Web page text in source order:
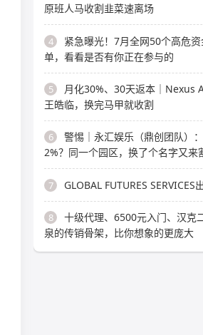
原班人马收割韭菜速离场
4
紧急曝光！7月全网50个高危
单，看看是否有你正在参与的
5
月化30%、30天返本｜Nexus
王皓临，换完马甲就收割
6
警惕｜永汇娱乐（鼎创团队）
2%？同一个园区，换了个名字又来
7 GLOBAL FUTURES SERVICES
8
十级代理、6500元入门、汉
泉的传销骨架，比你想象的更庞大